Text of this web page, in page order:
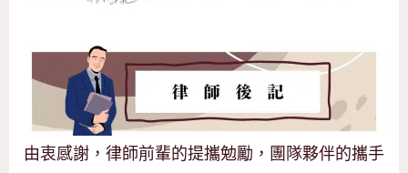
由衷感謝，律師前輩的提攜勉勵，團隊夥伴的攜手